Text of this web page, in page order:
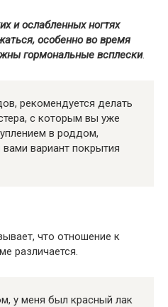
и ослабленных ногтях
особенно во время
гормональные всплески.
рекомендуется делать
с которым вы уже
в роддом,
вариант покрытия
что отношение к
различается.
у меня был красный лак